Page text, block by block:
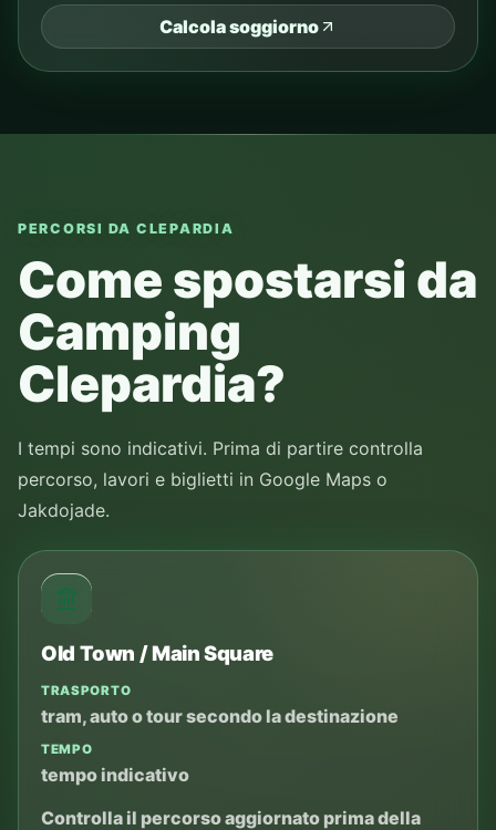
Calcola soggiorno
PERCORSI DA CLEPARDIA
Come spostarsi da
Camping
Clepardia?
I tempi sono indicativi. Prima di partire controlla
percorso, lavori e biglietti in Google Maps o
Jakdojade.
Old Town / Main Square
TRASPORTO
tram, auto o tour secondo la destinazione
TEMPO
tempo indicativo
Controlla il percorso aggiornato prima della